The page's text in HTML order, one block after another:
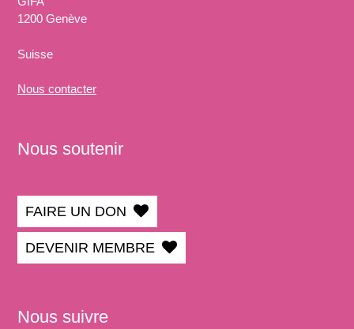
1200 Genève
Suisse
Nous contacter
Nous soutenir
FAIRE UN DON
DEVENIR MEMBRE
Nous suivre